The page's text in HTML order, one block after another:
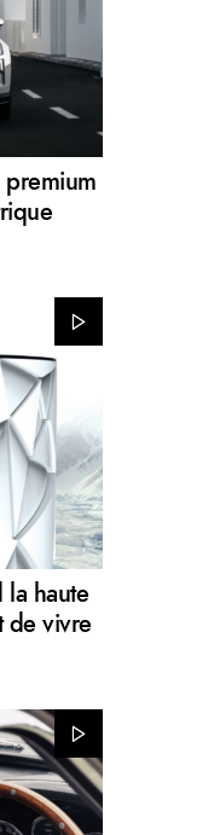
la haute
de vivre